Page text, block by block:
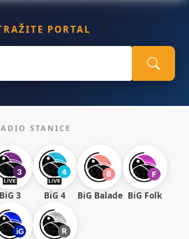
PORTAL
STANICE
BiG 3 BiG 4 BiG Balade BiG Folk